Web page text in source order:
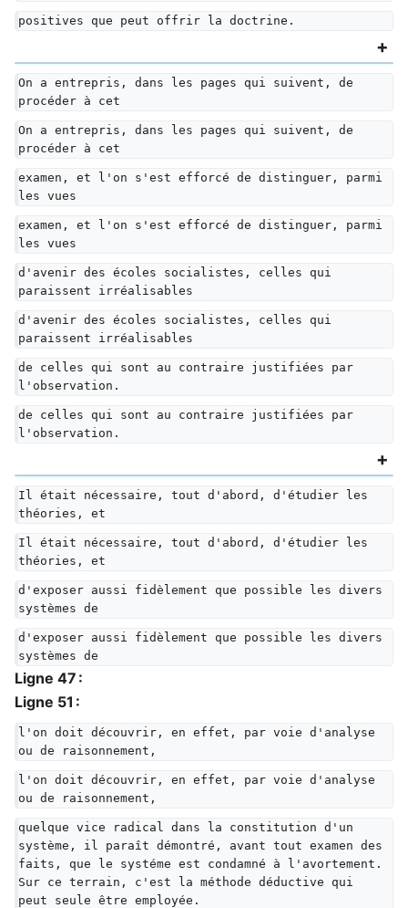
positives que peut offrir la doctrine.
On a entrepris, dans les pages qui suivent, de
procéder à cet
On a entrepris, dans les pages qui suivent, de
procéder à cet
examen, et l'on s'est efforcé de distinguer, parmi
les vues
examen, et l'on s'est efforcé de distinguer, parmi
les vues
d'avenir des écoles socialistes, celles qui
paraissent irréalisables
d'avenir des écoles socialistes, celles qui
paraissent irréalisables
de celles qui sont au contraire justifiées par
l'observation.
de celles qui sont au contraire justifiées par
l'observation.
Il était nécessaire, tout d'abord, d'étudier les
théories, et
Il était nécessaire, tout d'abord, d'étudier les
théories, et
d'exposer aussi fidèlement que possible les divers
systèmes de
d'exposer aussi fidèlement que possible les divers
systèmes de
Ligne 47 :
Ligne 51 :
l'on doit découvrir, en effet, par voie d'analyse
ou de raisonnement,
l'on doit découvrir, en effet, par voie d'analyse
ou de raisonnement,
quelque vice radical dans la constitution d'un
système, il paraît démontré, avant tout examen des
faits, que le systéme est condamné à l'avortement.
Sur ce terrain, c'est la méthode déductive qui
peut seule être employée.